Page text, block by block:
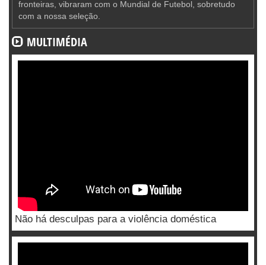
fronteiras, vibraram com o Mundial de Futebol, sobretudo
com a nossa seleção.
MULTIMÉDIA
Não há desculpas para a violência doméstica